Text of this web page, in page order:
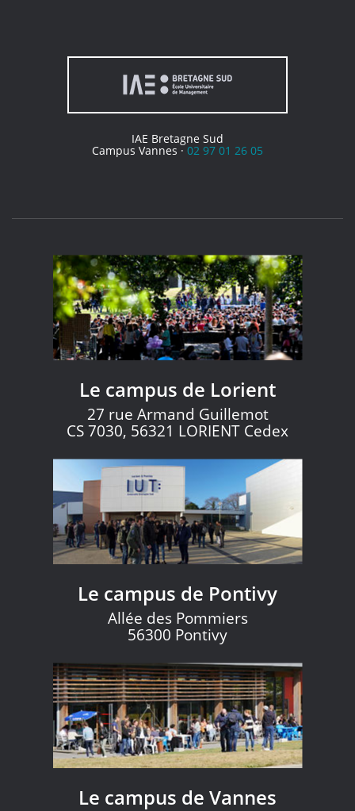
IAE Bretagne Sud
Campus Vannes · 02 97 01 26 05
Le campus de Lorient
27 rue Armand Guillemot
CS 7030, 56321 LORIENT Cedex
Le campus de Pontivy
Allée des Pommiers
56300 Pontivy
Le campus de Vannes